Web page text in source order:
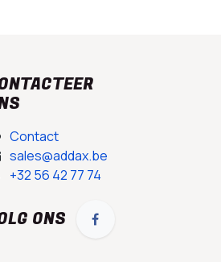
Contact
sales@addax.be
+32 56 42 77 74
ONS